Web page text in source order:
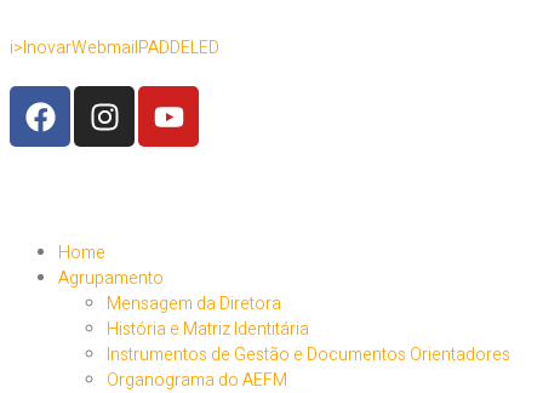
i>InovarWebmailPADDELED
Home
Agrupamento
Mensagem da Diretora
História e Matriz Identitária
Instrumentos de Gestão e Documentos Orientadores
Organograma do AEFM